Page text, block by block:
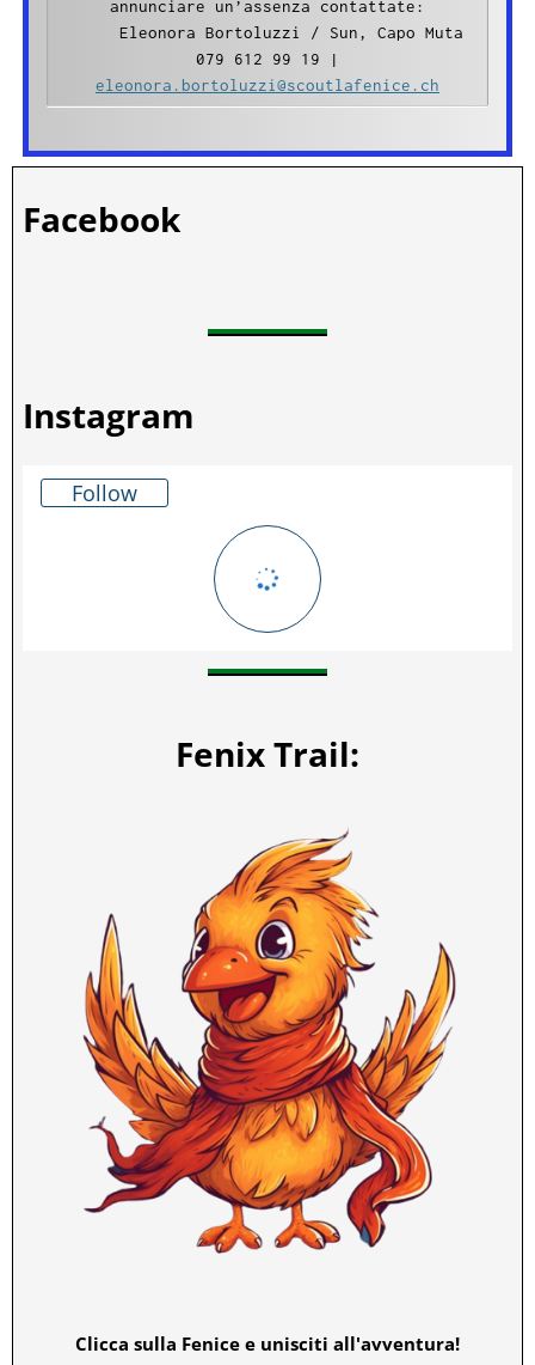
annunciare un’assenza contattate:
eleonora.bortoluzzi@scoutlafenice.ch
Facebook
Instagram
Follow
Fenix Trail:
Clicca sulla Fenice e unisciti all'avventura!